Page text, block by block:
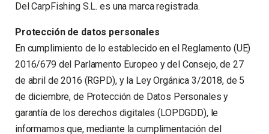
Del CarpFishing S.L. es una marca registrada.
Protección de datos personales
En cumplimiento de lo establecido en el Reglamento (UE)
2016/679 del Parlamento Europeo y del Consejo, de 27
de abril de 2016 (RGPD), y la Ley Orgánica 3/2018, de 5
de diciembre, de Protección de Datos Personales y
garantía de los derechos digitales (LOPDGDD), le
informamos que, mediante la cumplimentación del